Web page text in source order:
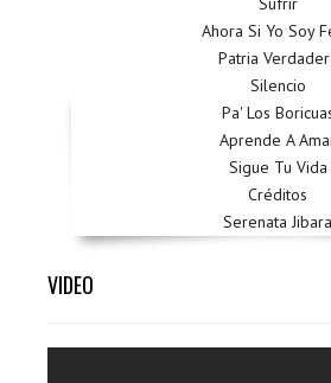
Ahora Si Yo Soy
Patria
Silencio
Pa' Los
Aprende A
Sigue Tu Vida
Créditos
Serenata Jibara
VIDEO